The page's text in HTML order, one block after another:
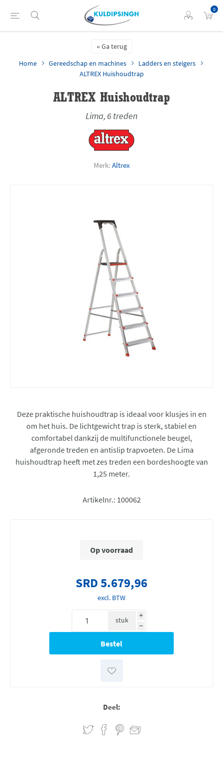
0
Ga terug
Home
Gereedschap en machines
Ladders en steigers
ALTREX Huishoudtrap
ALTREX Huishoudtrap
Lima, 6 treden
Merk: Altrex
Deze praktische huishoudtrap is ideaal voor klusjes in en
om het huis. De lichtgewicht trap is sterk, stabiel en
comfortabel dankzij de multifunctionele beugel,
afgeronde treden en antislip trapvoeten. De Lima
huishoudtrap heeft met zes treden een bordeshoogte van
1,25 meter.
Artikelnr.: 100062
Op voorraad
SRD 5.679,96
excl. BTW
i
h
stuk
Deel: